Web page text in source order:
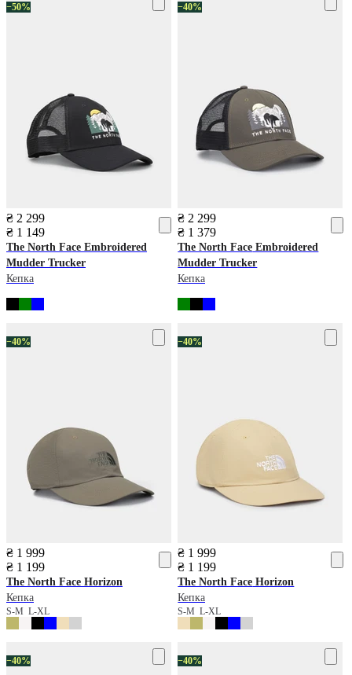
−50%
₴ 2 299
₴ 1 149
The North Face Embroidered
Mudder Trucker
Кепка
−40%
₴ 2 299
₴ 1 379
The North Face Embroidered
Mudder Trucker
Кепка
−40%
₴ 1 999
₴ 1 199
The North Face Horizon
Кепка
S-M L-XL
−40%
₴ 1 999
₴ 1 199
The North Face Horizon
Кепка
S-ML-XL
−40% −40%